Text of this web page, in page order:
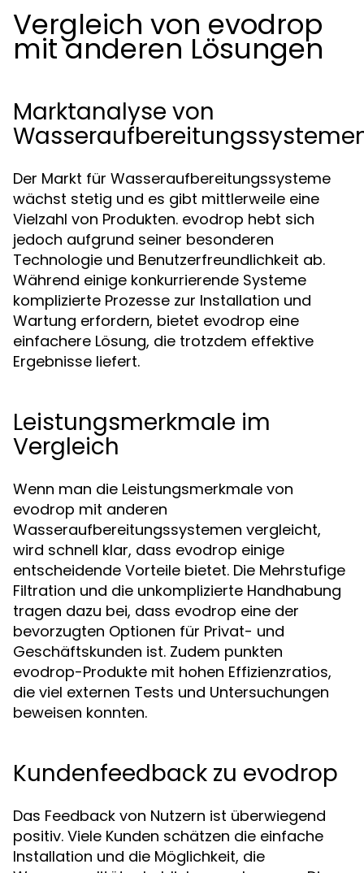
Vergleich von evodrop
mit anderen Lösungen
Marktanalyse von
Der Markt für Wasseraufbereitungssysteme
wächst stetig und es gibt mittlerweile eine
Vielzahl von Produkten. evodrop hebt sich
jedoch aufgrund seiner besonderen
Technologie und Benutzerfreundlichkeit ab.
Während einige konkurrierende Systeme
komplizierte Prozesse zur Installation und
Wartung erfordern, bietet evodrop eine
einfachere Lösung, die trotzdem effektive
Ergebnisse liefert.
Leistungsmerkmale im
Vergleich
Wenn man die Leistungsmerkmale von
evodrop mit anderen
Wasseraufbereitungssystemen vergleicht,
wird schnell klar, dass evodrop einige
entscheidende Vorteile bietet. Die Mehrstufige
Filtration und die unkomplizierte Handhabung
tragen dazu bei, dass evodrop eine der
bevorzugten Optionen für Privat- und
Geschäftskunden ist. Zudem punkten
evodrop-Produkte mit hohen Effizienzratios,
die viel externen Tests und Untersuchungen
beweisen konnten.
Kundenfeedback zu evodrop
Das Feedback von Nutzern ist überwiegend
positiv. Viele Kunden schätzen die einfache
Installation und die Möglichkeit, die